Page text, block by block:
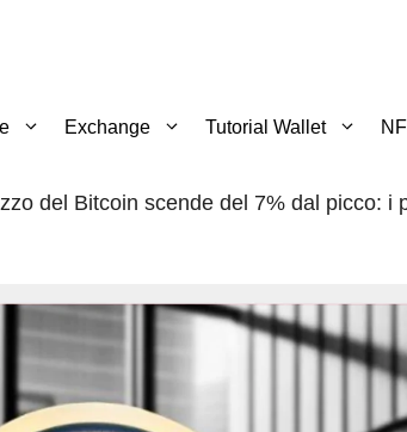
Exchange Tutorial Wallet
del Bitcoin scende del 7% dal picco: i